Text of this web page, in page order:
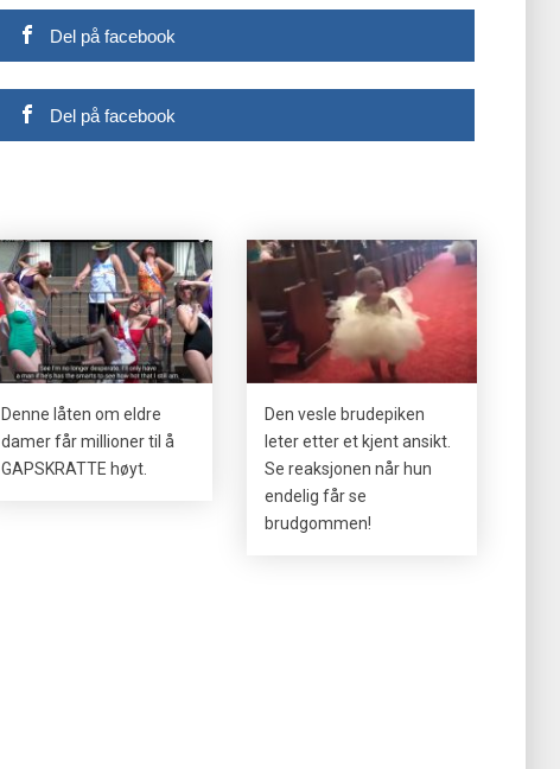
Del på facebook
Del på facebook
Denne låten om eldre
damer får millioner til å
GAPSKRATTE høyt.
Den vesle brudepiken
leter etter et kjent ansikt.
Se reaksjonen når hun
endelig får se
brudgommen!